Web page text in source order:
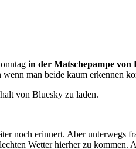
in der Matschepampe von
wenn man beide kaum erkennen
von Bluesky zu laden.
noch erinnert. Aber unterwegs
Wetter hierher zu